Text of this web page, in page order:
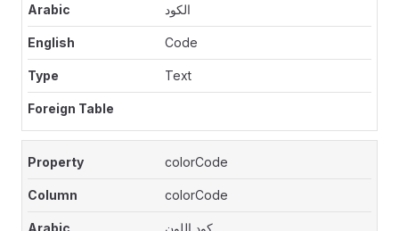
الكود
Code
Text
colorCode
colorCode
كود اللون